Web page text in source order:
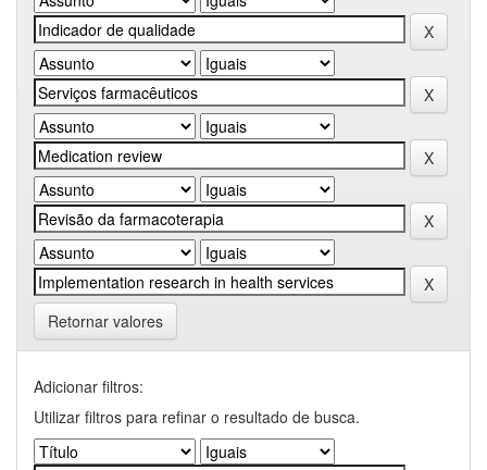
Retornar valores
Adicionar filtros:
Utilizar filtros para refinar o resultado de busca.